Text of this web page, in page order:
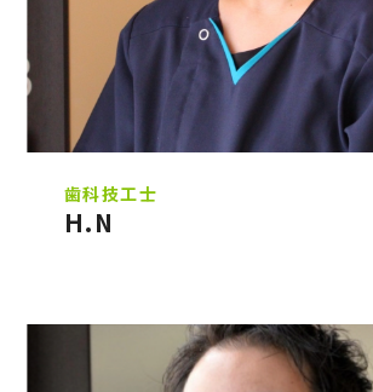
歯科技工士
H.N